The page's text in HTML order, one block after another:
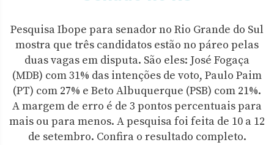
Pesquisa Ibope para senador no Rio Grande do Sul
mostra que três candidatos estão no páreo pelas
duas vagas em disputa. São eles: José Fogaça
(MDB) com 31% das intenções de voto, Paulo Paim
(PT) com 27% e Beto Albuquerque (PSB) com 21%.
A margem de erro é de 3 pontos percentuais para
mais ou para menos. A pesquisa foi feita de 10 a 12
de setembro. Confira o resultado completo.